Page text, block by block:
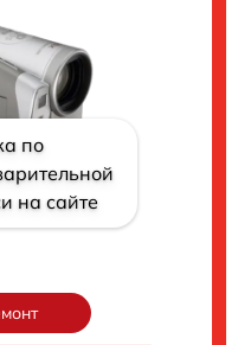
по
на сайте